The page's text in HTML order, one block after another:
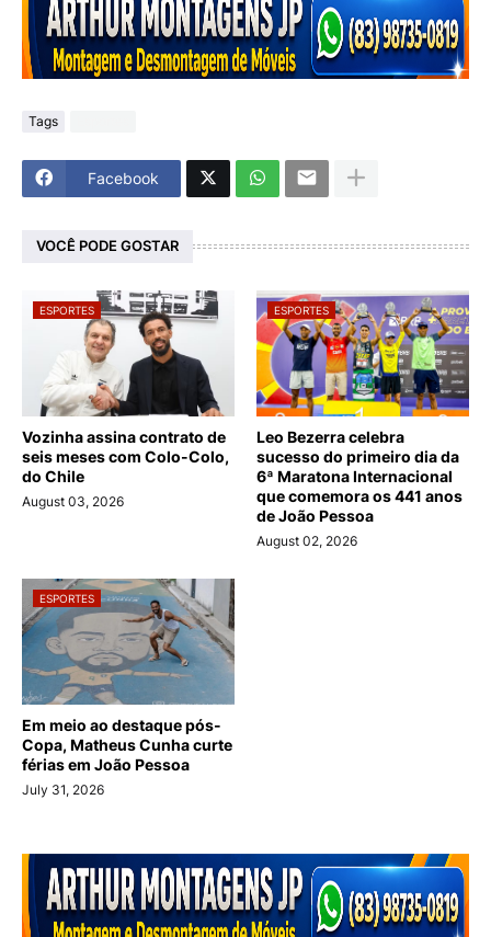
Tags
Facebook
VOCÊ PODE GOSTAR
ESPORTES
Vozinha assina contrato de
seis meses com Colo-Colo,
do Chile
August 03, 2026
ESPORTES
Leo Bezerra celebra
sucesso do primeiro dia da
6ª Maratona Internacional
que comemora os 441 anos
de João Pessoa
August 02, 2026
ESPORTES
Em meio ao destaque pós-
Copa, Matheus Cunha curte
férias em João Pessoa
July 31, 2026